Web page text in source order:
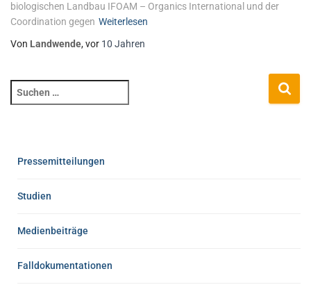
biologischen Landbau IFOAM – Organics International und der
Coordination gegen Weiterlesen
Von Landwende, vor 10 Jahren
Pressemitteilungen
Studien
Medienbeiträge
Falldokumentationen